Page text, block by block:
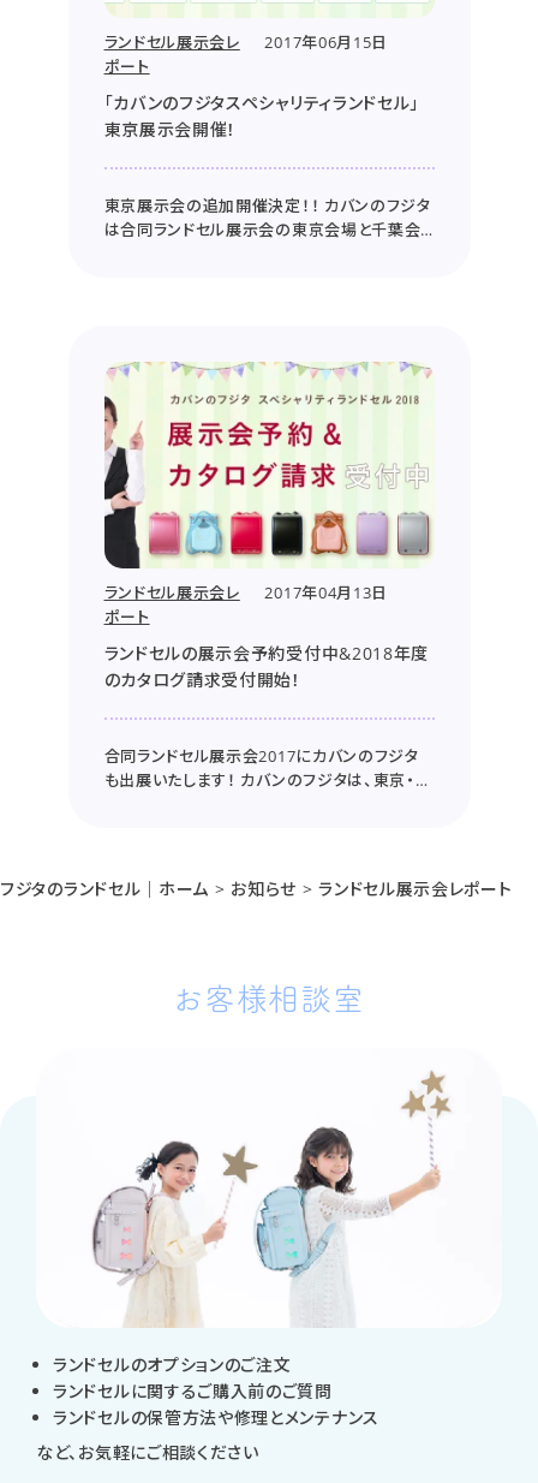
「カバンのフジタスペシャリティランドセル」
東京展示会開催！
ランドセル展示会レ
ポート
2017年06月15日
東京展示会の追加開催決定！！ カバンのフジタ
は合同ランドセル展示会の東京会場と千葉会
ランドセルの展示会予約受付中&2018年度
のカタログ請求受付開始！
ランドセル展示会レ
ポート
2017年04月13日
合同ランドセル展示会2017にカバンのフジタ
も出展いたします！ カバンのフジタは、東京・千
と思います♪ 各会場の日時や予約について 合
同ランド...
フジタのランドセル｜ホーム > お知らせ >ランドセル展示会レポート
お客様相談室
ランドセルのオプションのご注文
ランドセルに関するご購入前のご質問
ランドセルの保管方法や修理とメンテナンス
など、お気軽にご相談ください